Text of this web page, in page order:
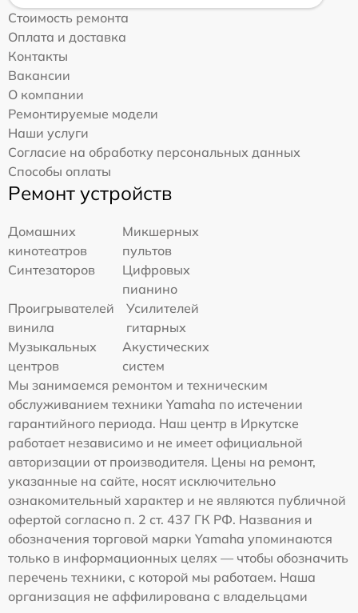
Стоимость ремонта
Оплата и доставка
Контакты
Вакансии
О компании
Ремонтируемые модели
Наши услуги
Согласие на обработку персональных данных
Способы оплаты
Ремонт устройств
Домашних
кинотеатров
Микшерных
пультов
Синтезаторов
Цифровых
пианино
Проигрывателей
винила
Усилителей
гитарных
Музыкальных
центров
Акустических
систем
Мы занимаемся ремонтом и техническим
обслуживанием техники Yamaha по истечении
гарантийного периода. Наш центр в Иркутске
работает независимо и не имеет официальной
авторизации от производителя. Цены на ремонт,
указанные на сайте, носят исключительно
ознакомительный характер и не являются публичной
офертой согласно п. 2 ст. 437 ГК РФ. Названия и
обозначения торговой марки Yamaha упоминаются
только в информационных целях — чтобы обозначить
перечень техники, с которой мы работаем. Наша
организация не аффилирована с владельцами